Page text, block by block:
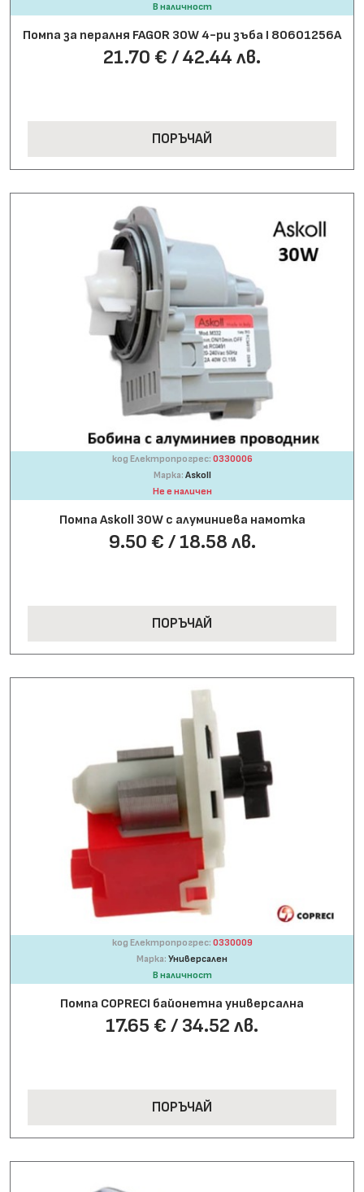
В наличност
Помпа за пералня FAGOR 30W 4-ри зъба І 80601256A
21.70 € / 42.44 лв.
ПОРЪЧАЙ
код Електропрогрес: 0330006
Марка: Askoll
Не е наличен
Помпа Askoll 30W с алуминиева намотка
9.50 € / 18.58 лв.
ПОРЪЧАЙ
код Електропрогрес: 0330009
Марка: Универсален
В наличност
Помпа COPRECI байонетна универсална
17.65 € / 34.52 лв.
ПОРЪЧАЙ